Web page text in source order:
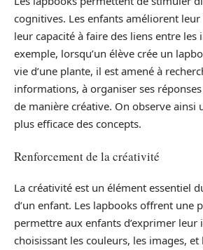
cognitives. Les enfants améliorent
leur capacité à faire des liens entre
exemple, lorsqu’un élève crée un
vie d’une plante, il est amené à
informations, à organiser ses
de manière créative. On observe ainsi
plus efficace des concepts.
Renforcement de la créativité
La créativité est un élément essentiel
d’un enfant. Les lapbooks offrent une
permettre aux enfants d’exprimer leur
choisissant les couleurs, les images,